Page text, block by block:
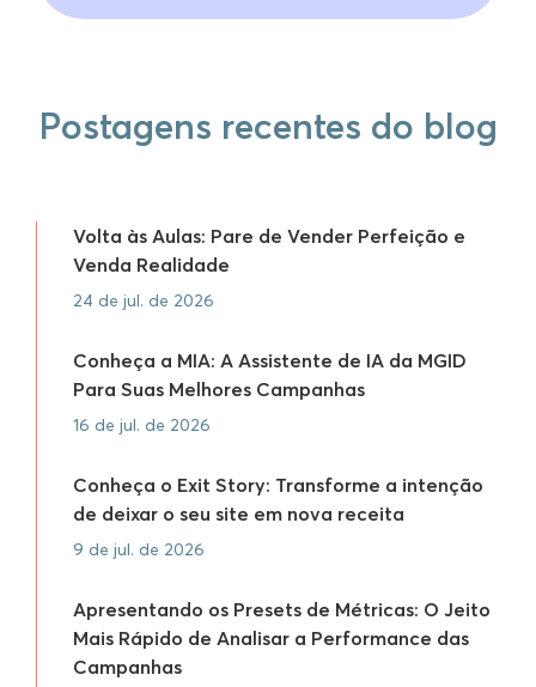
Postagens recentes do blog
Volta às Aulas: Pare de Vender Perfeição e
Venda Realidade
24 de jul. de 2026
Conheça a MIA: A Assistente de IA da MGID
Para Suas Melhores Campanhas
16 de jul. de 2026
Conheça o Exit Story: Transforme a intenção
de deixar o seu site em nova receita
9 de jul. de 2026
Apresentando os Presets de Métricas: O Jeito
Mais Rápido de Analisar a Performance das
Campanhas